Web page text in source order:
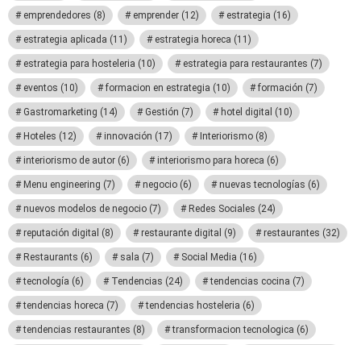
emprendedores (8) emprender (12) estrategia (16)
estrategia aplicada (11) estrategia horeca (11)
estrategia para hosteleria (10) estrategia para restaurantes (7)
eventos (10) formacion en estrategia (10) formación (7)
Gastromarketing (14) Gestión (7) hotel digital (10)
Hoteles (12) innovación (17) Interiorismo (8)
interiorismo de autor (6) interiorismo para horeca (6)
Menu engineering (7) negocio (6) nuevas tecnologías (6)
nuevos modelos de negocio (7) Redes Sociales (24)
reputación digital (8) restaurante digital (9) restaurantes (32)
Restaurants (6) sala (7) Social Media (16)
tecnología (6) Tendencias (24) tendencias cocina (7)
tendencias horeca (7) tendencias hosteleria (6)
tendencias restaurantes (8) transformacion tecnologica (6)